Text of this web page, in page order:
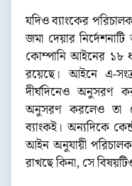
যদিও ব্যাংকের
জমা দেয়ার
কোম্পানি আইনের ১৮
রয়েছে। আইনে এ-
দীর্ঘদিনেও অনুসরণ
অনুসরণ করলেও তা
ব্যাংকই। অন্যদিকে
আইন অনুযায়ী পরিচালক
রাখছে কিনা, সে